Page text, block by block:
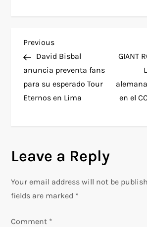
P
o
s
a
v
Previous
Post
Previous
David Bisbal
anuncia preventa fans
para su esperado Tour
Eternos en Lima
GIANT
en el
Leave a Reply
Your email address will not be
fields are marked *
Comment *